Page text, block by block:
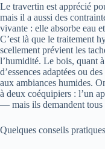
Le travertin est apprécié
mais il a aussi des
vivante : elle absorbe eau
C’est là que le traitement
scellement prévient les
l’humidité. Le bois, quant
d’essences adaptées ou
aux ambiances humides.
à deux coéquipiers : l’un
— mais ils demandent tous
Quelques conseils